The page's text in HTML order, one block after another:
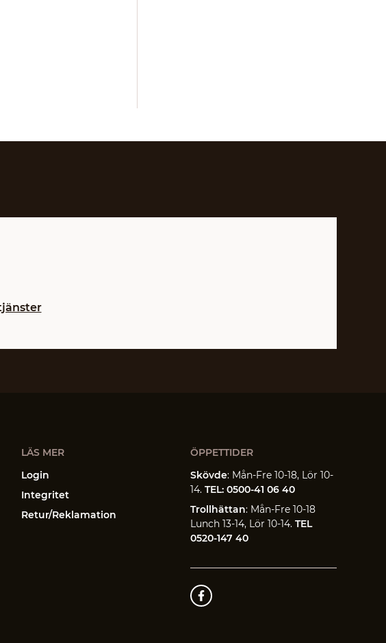
LÄS MER
Login
Integritet
Retur/Reklamation
ÖPPETTIDER
Skövde: Mån-Fre 10-18, Lör 10-
14.TEL: 0500-41 06 40
Trollhättan: Mån-Fre 10-18
Lunch 13-14, Lör 10-14.TEL
0520-147 40